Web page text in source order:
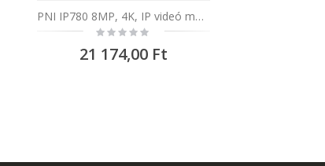
PNI IP780 8MP, 4K, IP videó megfigyelőkamera, 6 IR LED, IP66, fehér
Rating:
0%
21 174,00 Ft